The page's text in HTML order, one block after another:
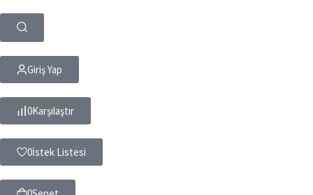
Giriş Yap
0Karşılaştır
0İstek Listesi